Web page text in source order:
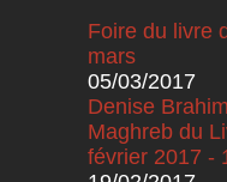
Foire du livre
mars
05/03/2017
Denise
Maghreb du
février 2017 -